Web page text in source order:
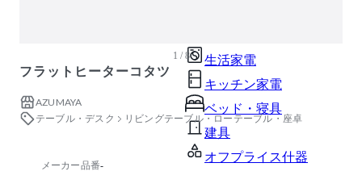
生活家電
キッチン家電
ベッド・寝具
建具
オフプライス什器
1 / 8
フラットヒーターコタツ
AZUMAYA
テーブル・デスク
リビングテーブル・ローテーブル・座卓
メーカー品番-